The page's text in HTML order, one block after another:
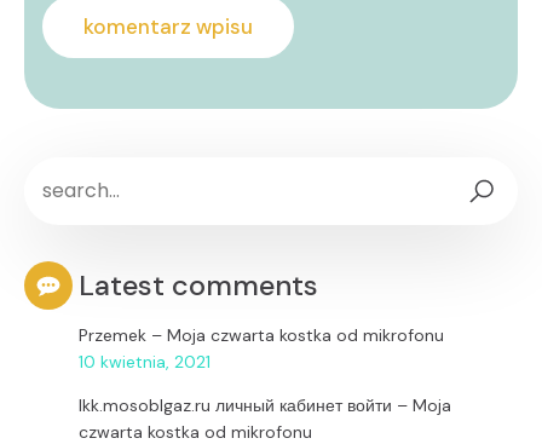
Latest comments
Przemek – Moja czwarta kostka od mikrofonu
10 kwietnia, 2021
lkk.mosoblgaz.ru личный кабинет войти – Moja
czwarta kostka od mikrofonu